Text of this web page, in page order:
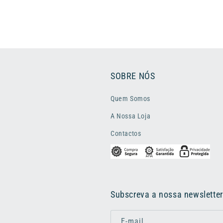
SOBRE NÓS
Quem Somos
A Nossa Loja
Contactos
Subscreva a nossa newsletter